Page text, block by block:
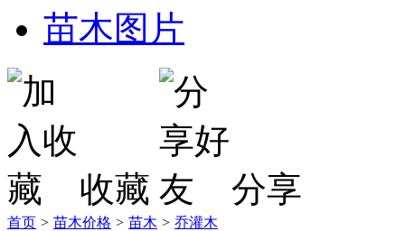
苗木图片
收藏 分享
首页 > 苗木价格 > 苗木 > 乔灌木